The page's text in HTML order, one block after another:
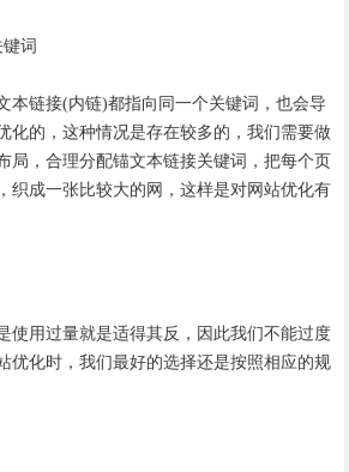
词
本链接(内链)都指向同一个关键词，也会导
化的，这种情况是存在较多的，我们需要做
局，合理分配锚文本链接关键词，把每个页
织成一张比较大的网，这样是对网站优化有
使用过量就是适得其反，因此我们不能过度
优化时，我们最好的选择还是按照相应的规